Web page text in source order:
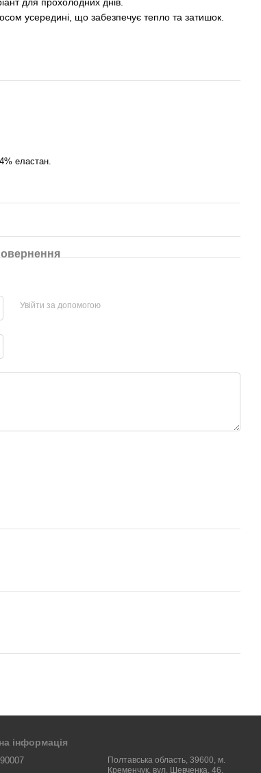
усередині, що забезпечує тепло та затишок.
еластан.
Увійти за допомогою
інформація
Полтавська область, 39600, м.
Кременчук, вул. Шевченка, 46.